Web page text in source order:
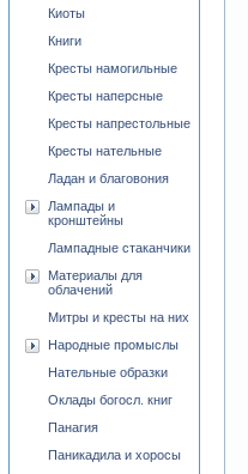
Киоты
Книги
Кресты намогильные
Кресты наперсные
Кресты напрестольные
Кресты нательные
Ладан и благовония
Лампады и
кронштейны
Лампадные стаканчики
Материалы для
облачений
Митры и кресты на них
Народные промыслы
Нательные образки
Оклады богосл. книг
Панагия
Паникадила и хоросы